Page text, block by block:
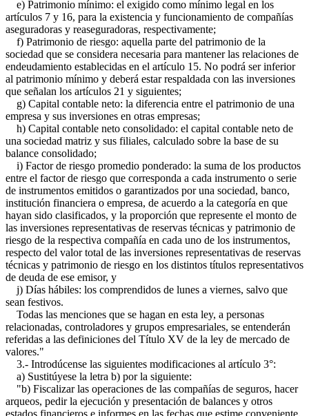
e) Patrimonio mínimo: el exigido como mínimo legal en los
artículos 7 y 16, para la existencia y funcionamiento de compañías
aseguradoras y reaseguradoras, respectivamente;
f) Patrimonio de riesgo: aquella parte del patrimonio de la
sociedad que se considera necesaria para mantener las relaciones de
endeudamiento establecidas en el artículo 15. No podrá ser inferior
al patrimonio mínimo y deberá estar respaldada con las inversiones
que señalan los artículos 21 y siguientes;
g) Capital contable neto: la diferencia entre el patrimonio de una
empresa y sus inversiones en otras empresas;
h) Capital contable neto consolidado: el capital contable neto de
una sociedad matriz y sus filiales, calculado sobre la base de su
balance consolidado;
i) Factor de riesgo promedio ponderado: la suma de los productos
entre el factor de riesgo que corresponda a cada instrumento o serie
de instrumentos emitidos o garantizados por una sociedad, banco,
institución financiera o empresa, de acuerdo a la categoría en que
hayan sido clasificados, y la proporción que represente el monto de
las inversiones representativas de reservas técnicas y patrimonio de
riesgo de la respectiva compañía en cada uno de los instrumentos,
respecto del valor total de las inversiones representativas de reservas
técnicas y patrimonio de riesgo en los distintos títulos representativos
de deuda de ese emisor, y
j) Días hábiles: los comprendidos de lunes a viernes, salvo que
sean festivos.
Todas las menciones que se hagan en esta ley, a personas
relacionadas, controladores y grupos empresariales, se entenderán
referidas a las definiciones del Título XV de la ley de mercado de
valores."
3.- Introdúcense las siguientes modificaciones al artículo 3°:
a) Sustitúyese la letra b) por la siguiente:
"b) Fiscalizar las operaciones de las compañías de seguros, hacer
arqueos, pedir la ejecución y presentación de balances y otros
estados financieros e informes en las fechas que estime conveniente,